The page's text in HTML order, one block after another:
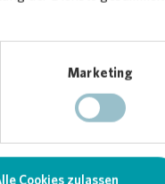
Marketing
Cookies zulassen